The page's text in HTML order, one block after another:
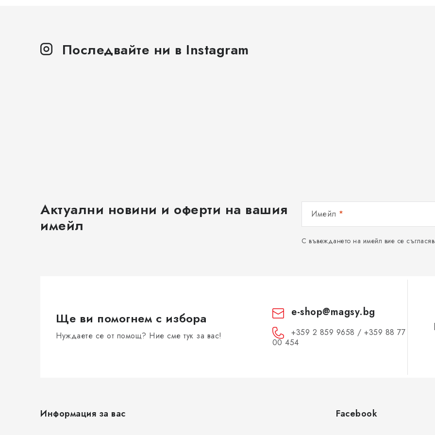
Последвайте ни в Instagram
Актуални новини и оферти на вашия
имейл
Имейл
С въвеждането на имейл вие се
Ще ви помогнем с избора
Нуждаете се от помощ? Ние сме тук за вас!
e-shop@magsy.bg
+359 2 859 9658 / +359 88 77
00 454
Информация за вас Facebook